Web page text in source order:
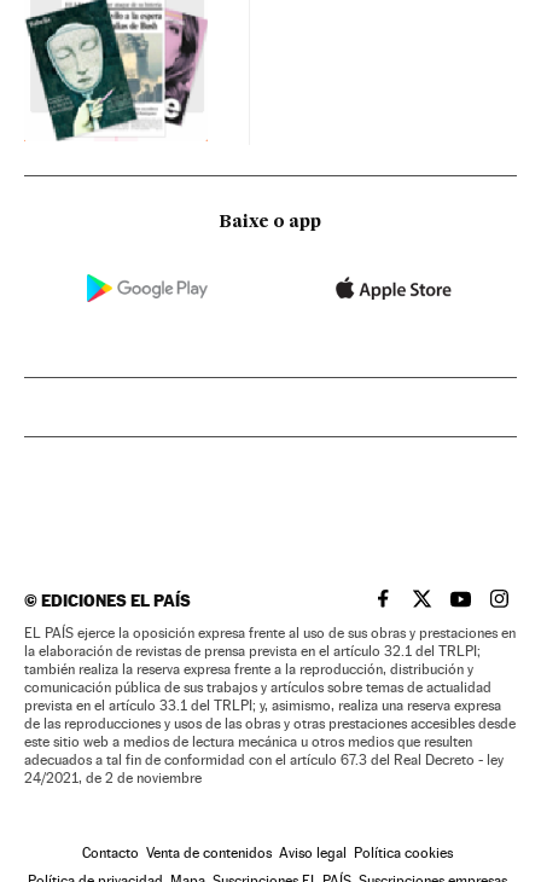
Baixe o app
©EDICIONES EL PAÍS EL PAÍS BRASIL EN
EL PAÍSEL PAÍS
EL
EL PAÍS ejerce la oposición expresa frente al uso de sus obras y prestaciones en
la elaboración de revistas de prensa prevista en el artículo 32.1 del TRLPI;
también realiza la reserva expresa frente a la reproducción, distribución y
comunicación pública de sus trabajos y artículos sobre temas de actualidad
prevista en el artículo 33.1 del TRLPI; y, asimismo, realiza una reserva expresa
de las reproducciones y usos de las obras y otras prestaciones accesibles desde
este sitio web a medios de lectura mecánica u otros medios que resulten
adecuados a tal fin de conformidad con el artículo 67.3 del Real Decreto - ley
24/2021, de 2 de noviembre
Contacto Venta de contenidos Aviso legal
Política cookies